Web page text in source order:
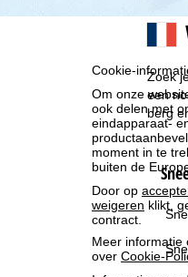
Cookie-
Om onze
ook delen met
eindapparaat-
moment in te
buiten de
Door op
weigeren klikt,
contract.
Meer informatie
over Cookie-
t
r
t
p
a
g
Zoek
een
berg